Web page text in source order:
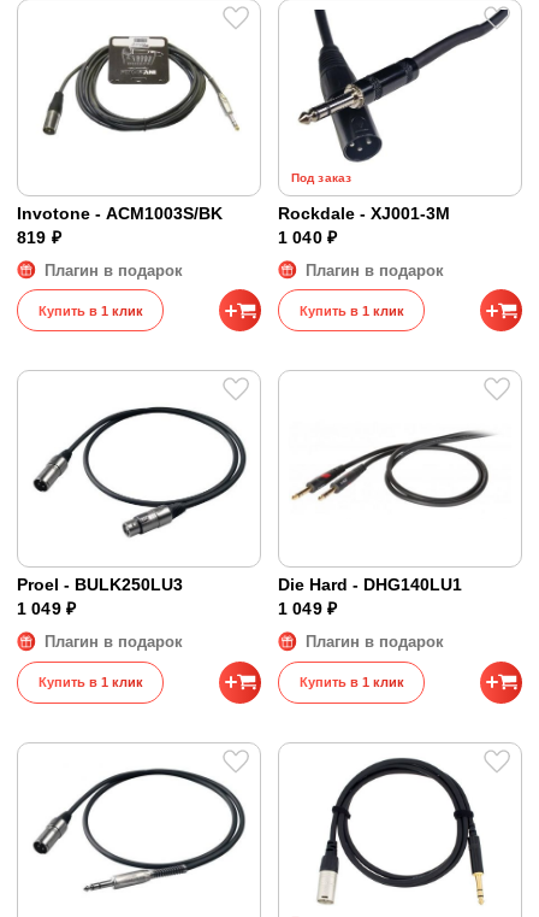
Invotone - ACM1003S/BK
819 ₽
Плагин в подарок
Купить в 1 клик
Под заказ
Rockdale - XJ001-3M
1 040 ₽
Плагин в подарок
Купить в 1 клик
Proel - BULK250LU3
1 049 ₽
Плагин в подарок
Купить в 1 клик
Die Hard - DHG140LU1
1 049 ₽
Плагин в подарок
Купить в 1 клик